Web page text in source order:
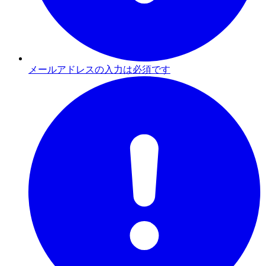
メールアドレスの入力は必須です